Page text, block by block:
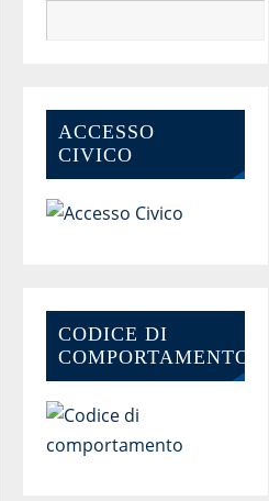
ACCESSO
CIVICO
CODICE DI
COMPORTAMENTO